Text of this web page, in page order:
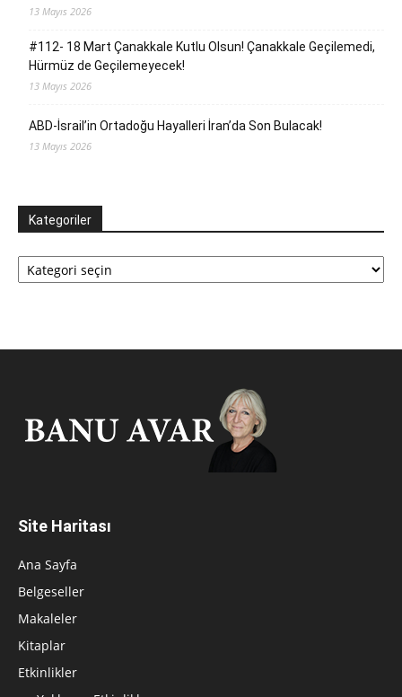
13 Mayıs 2026
#112- 18 Mart Çanakkale Kutlu Olsun! Çanakkale Geçilemedi,
Hürmüz de Geçilemeyecek!
13 Mayıs 2026
ABD-İsrail’in Ortadoğu Hayalleri İran’da Son Bulacak!
13 Mayıs 2026
Kategoriler
Kategoriler
Site Haritası
Ana Sayfa
Belgeseller
Makaleler
Kitaplar
Etkinlikler